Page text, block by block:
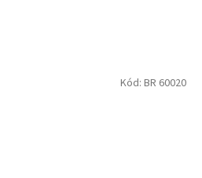
Kód: BR 60020